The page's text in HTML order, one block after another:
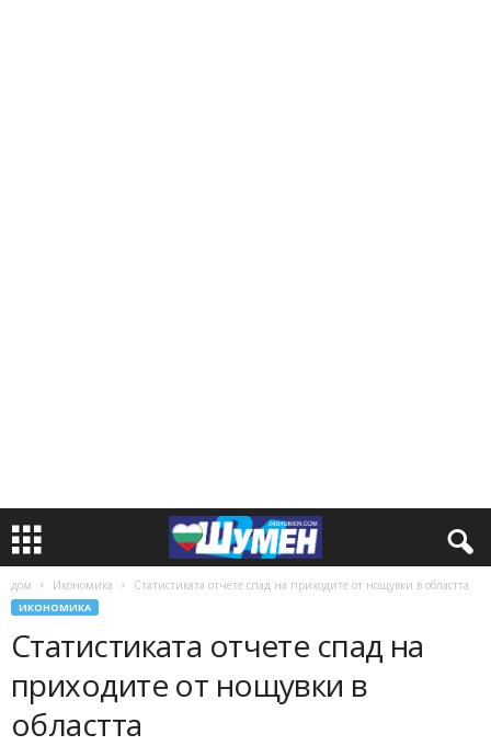
дом Икономика Статистиката отчете спад на приходите от нощувки в областта
ИКОНОМИКА
Статистиката отчете спад на
приходите от нощувки в
областта